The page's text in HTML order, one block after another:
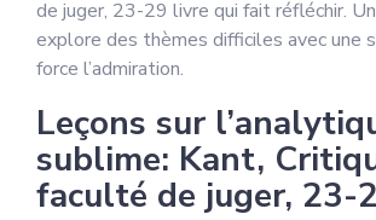
de juger, 23-29 livre qui fait réfléchir.
explore des thèmes difficiles avec une
force l’admiration.
Leçons sur
sublime: Kant,
faculté de juger, 23-